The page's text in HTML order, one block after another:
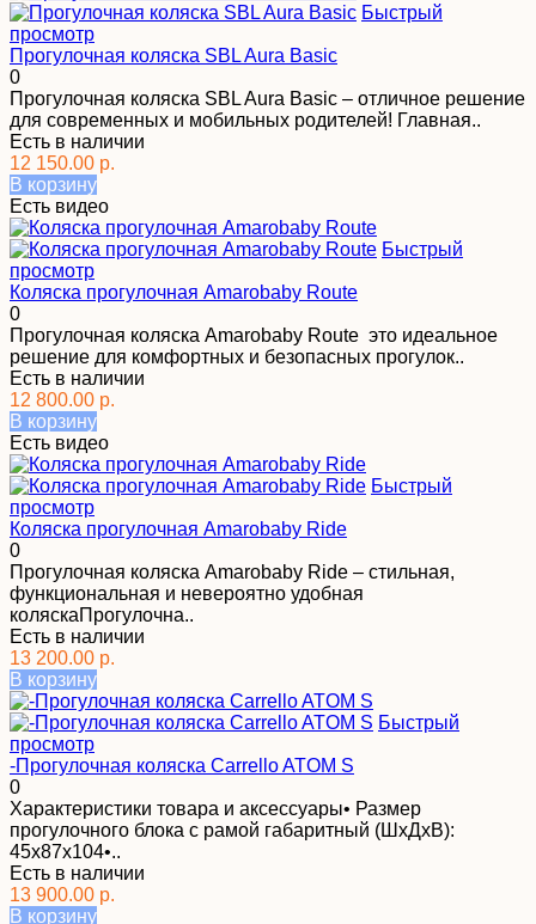
Быстрый
просмотр
Прогулочная коляска SBL Aura Basic
0
Прогулочная коляска SBL Aura Basic – отличное решение
для современных и мобильных родителей! Главная..
Есть в наличии
12 150.00 р.
В корзину
Есть видео
Быстрый
просмотр
Коляска прогулочная Amarobaby Route
0
Прогулочная коляска Amarobaby Route это идеальное
решение для комфортных и безопасных прогулок..
Есть в наличии
12 800.00 р.
В корзину
Есть видео
Быстрый
просмотр
Коляска прогулочная Amarobaby Ride
0
Прогулочная коляска Amarobaby Ride – стильная,
функциональная и невероятно удобная
коляскаПрогулочна..
Есть в наличии
13 200.00 р.
В корзину
Быстрый
просмотр
-Прогулочная коляска Carrello ATOM S
0
Характеристики товара и аксессуары• Размер
прогулочного блока с рамой габаритный (ШхДхВ):
45x87x104•..
Есть в наличии
13 900.00 р.
В корзину